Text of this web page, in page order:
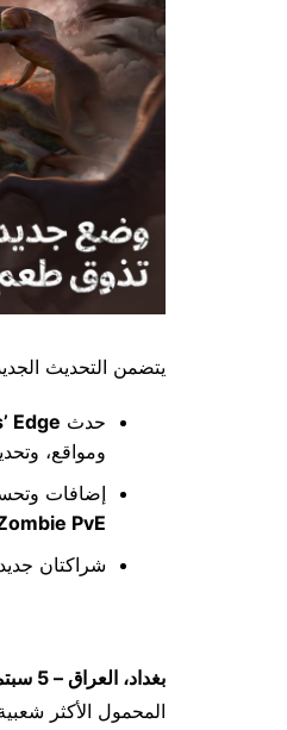
يتضمن التحديث الجديد
حدث Edge
ومواقع،
إضافات
PvE
شراكتان
بغداد، العراق – 5 سبتمبر 2023